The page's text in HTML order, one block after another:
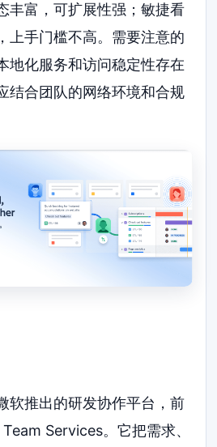
丰富，可扩展性强；敏捷看
上手门槛不高。需要注意的
地化服务和访问稳定性存在
结合团队的网络环境和合规
软推出的研发协作平台，前
Services。它把需求、